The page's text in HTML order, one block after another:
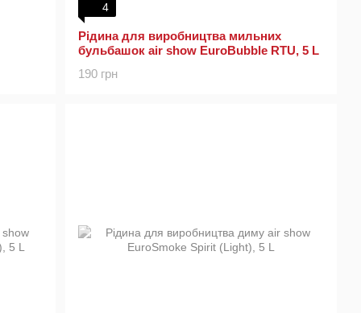
4
Рідина для виробництва мильних
бульбашок air show EuroBubble RTU, 5 L
190 грн